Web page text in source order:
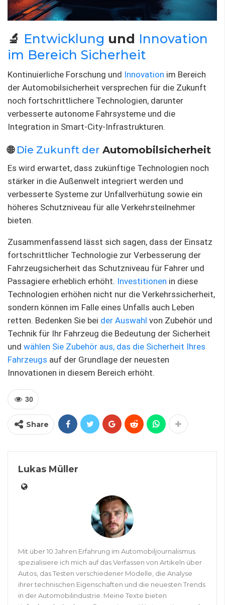
🔬 Entwicklung und Innovation
im Bereich Sicherheit
Kontinuierliche Forschung und Innovation im Bereich
der Automobilsicherheit versprechen für die Zukunft
noch fortschrittlichere Technologien, darunter
verbesserte autonome Fahrsysteme und die
Integration in Smart-City-Infrastrukturen.
🌐 Die Zukunft der Automobilsicherheit
Es wird erwartet, dass zukünftige Technologien noch
stärker in die Außenwelt integriert werden und
verbesserte Systeme zur Unfallverhütung sowie ein
höheres Schutzniveau für alle Verkehrsteilnehmer
bieten.
Zusammenfassend lässt sich sagen, dass der Einsatz
fortschrittlicher Technologie zur Verbesserung der
Fahrzeugsicherheit das Schutzniveau für Fahrer und
Passagiere erheblich erhöht. Investitionen in diese
Technologien erhöhen nicht nur die Verkehrssicherheit,
sondern können im Falle eines Unfalls auch Leben
retten. Bedenken Sie bei der Auswahl von Zubehör und
Technik für Ihr Fahrzeug die Bedeutung der Sicherheit
und wählen Sie Zubehör aus, das die Sicherheit Ihres
Fahrzeugs auf der Grundlage der neuesten
Innovationen in diesem Bereich erhöht.
30
Share
Lukas Müller
Mit über 10 Jahren Erfahrung im Automobiljournalismus
spezialisiere ich mich auf das Verfassen von Artikeln über
Autos, das Testen verschiedener Modelle, die Analyse
ihrer technischen Eigenschaften und die neuesten Trends
in der Automobilindustrie. Meine Texte bieten